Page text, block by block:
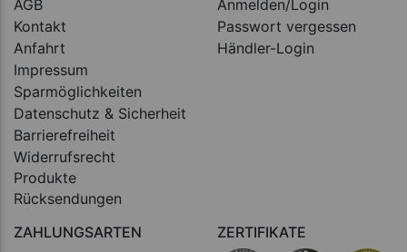
AGB
Kontakt
Anfahrt
Impressum
Sparmöglichkeiten
Datenschutz & Sicherheit
Barrierefreiheit
Widerrufsrecht
Produkte
Rücksendungen
Anmelden/Login
Passwort vergessen
Händler-Login
ZAHLUNGSARTEN ZERTIFIKATE